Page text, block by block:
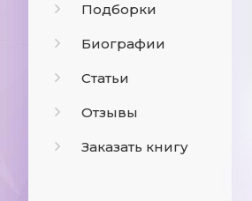
Подборки
Биографии
Статьи
Отзывы
Заказать книгу